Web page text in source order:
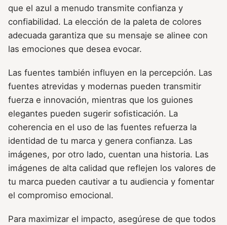
que el azul a menudo transmite confianza y
confiabilidad. La elección de la paleta de colores
adecuada garantiza que su mensaje se alinee con
las emociones que desea evocar.
Las fuentes también influyen en la percepción. Las
fuentes atrevidas y modernas pueden transmitir
fuerza e innovación, mientras que los guiones
elegantes pueden sugerir sofisticación. La
coherencia en el uso de las fuentes refuerza la
identidad de tu marca y genera confianza. Las
imágenes, por otro lado, cuentan una historia. Las
imágenes de alta calidad que reflejen los valores de
tu marca pueden cautivar a tu audiencia y fomentar
el compromiso emocional.
Para maximizar el impacto, asegúrese de que todos